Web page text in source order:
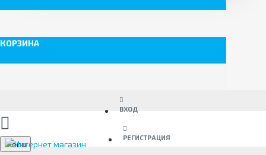
КОРЗИНА
ВХОД
РЕГИСТРАЦИЯ
Menu